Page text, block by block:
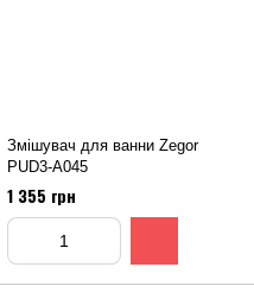
Змішувач для ванни Zegor
PUD3-A045
1 355 грн